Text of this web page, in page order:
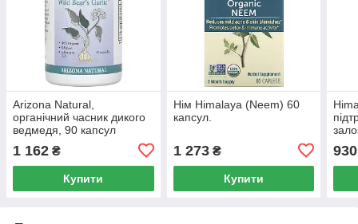
Arizona Natural,
органічний часник дикого
ведмедя, 90 капсул
1 162 ₴
Купити
Нім Himalaya (Neem) 60
капсул.
1 273₴
Купити
930